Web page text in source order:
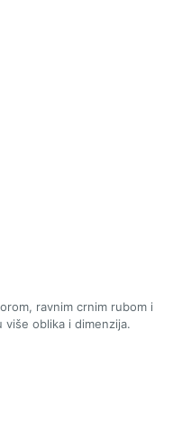
ravnim crnim rubom i
oblika i dimenzija.